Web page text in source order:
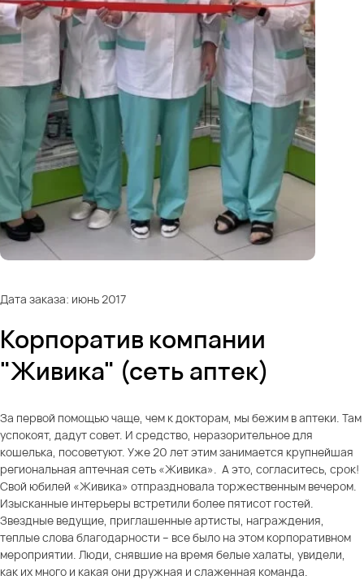
Дата заказа: июнь 2017
Корпоратив компании
"Живика" (сеть аптек)
За первой помощью чаще, чем к докторам, мы бежим в аптеки. Там
успокоят, дадут совет. И средство, неразорительное для
кошелька, посоветуют. Уже 20 лет этим занимается крупнейшая
региональная аптечная сеть «Живика». А это, согласитесь, срок!
Свой юбилей «Живика» отпраздновала торжественным вечером.
Изысканные интерьеры встретили более пятисот гостей.
Звездные ведущие, приглашенные артисты, награждения,
теплые слова благодарности – все было на этом корпоративном
мероприятии. Люди, снявшие на время белые халаты, увидели,
как их много и какая они дружная и слаженная команда.